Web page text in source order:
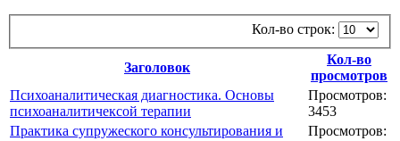
Кол-во строк:
Заголовок
Кол-во
просмотров
Психоаналитическая диагностика. Основы
психоаналитичексой терапии
Просмотров:
3453
Практика супружеского консультирования и
Просмотров: